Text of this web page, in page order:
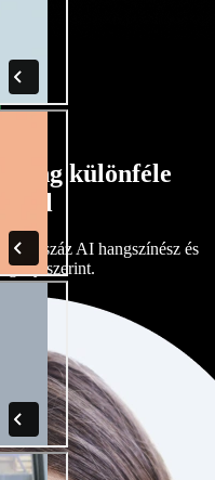
hang különféle
száz AI hangszínész és
szerint.